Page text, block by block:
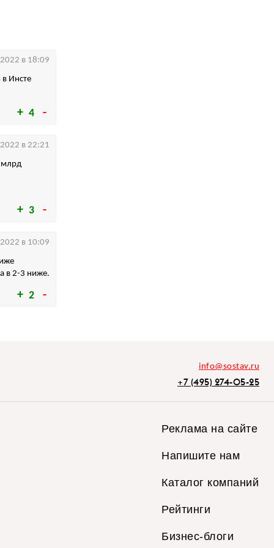
4
Инсте
в 18:09
3
млрд
в 22:21
2
в 2-3 ниже.
в 10:09
info@sostav.ru
+7 (495) 274-05-25
Реклама на сайте
Напишите нам
Каталог компаний
Рейтинги
Бизнес-блоги